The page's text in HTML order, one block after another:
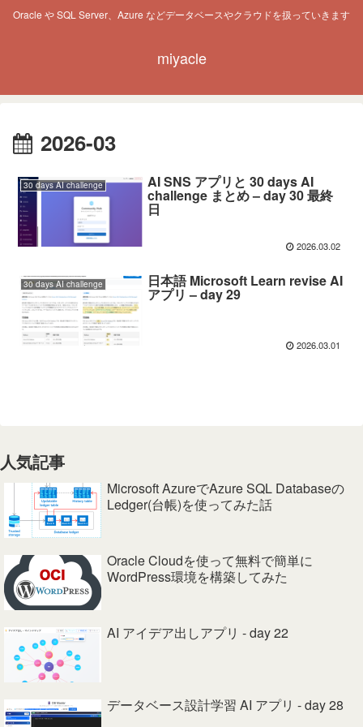
Oracle や SQL Server、Azure などデータベースやクラウドを扱っていきます
miyacle
2026-03
30 days AI challenge AI SNS アプリと 30 days AI
challenge まとめ – day 30 最終
日
2026.03.02
30 days AI challenge 日本語 Microsoft Learn revise AI
アプリ – day 29
2026.03.01
人気記事
Microsoft AzureでAzure SQL Databaseの
Ledger(台帳)を使ってみた話
Oracle Cloudを使って無料で簡単に
WordPress環境を構築してみた
AI アイデア出しアプリ - day 22
データベース設計学習 AI アプリ - day 28